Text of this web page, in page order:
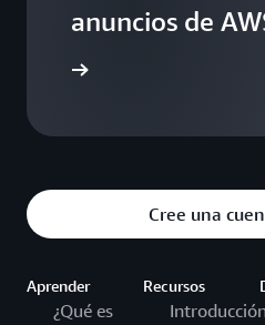
anuncios de
Cree una
Aprender
¿Qué es
Recursos